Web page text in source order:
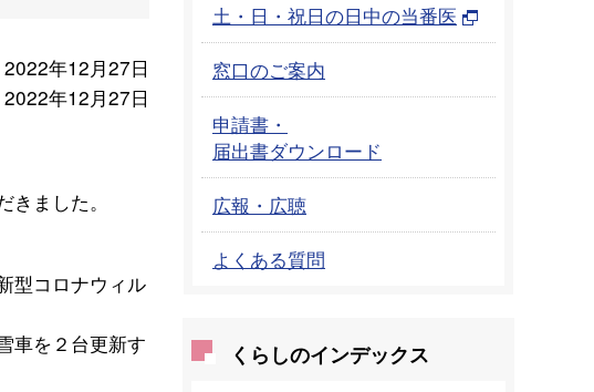
年12月27日
年12月27日
ました。
型コロナウィル
車を２台更新す
土・日・祝日の日中の当番医
窓口のご案内
申請書・
届出書ダウンロード
広報・広聴
よくある質問
くらしのインデックス